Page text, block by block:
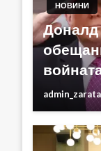
НОВИНИ
Доналд
admin_zarata